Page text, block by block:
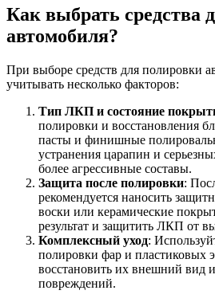
Как выбрать средства
автомобиля?
При выборе средств для полировки
учитывать несколько факторов:
Тип ЛКП и состояние
полировки и восстановления
пасты и финишные
устранения царапин и
более агрессивные составы.
Защита после полировки:
рекомендуется наносить
воски или керамические
результат и защитить ЛКП от
Комплексный уход:
полировки фар и пластиковых
восстановить их внешний вид
повреждений.